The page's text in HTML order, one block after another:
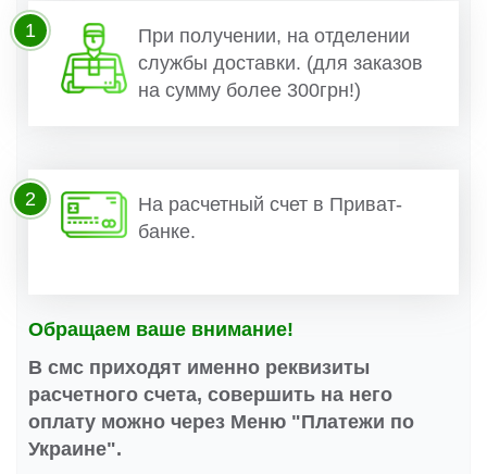
При получении, на отделении
службы доставки. (для заказов
на сумму более 300грн!)
1
На расчетный счет в Приват-
банке.
2
Обращаем ваше внимание!
В смс приходят именно реквизиты
расчетного счета, совершить на него
оплату можно через Меню "Платежи по
Украине".